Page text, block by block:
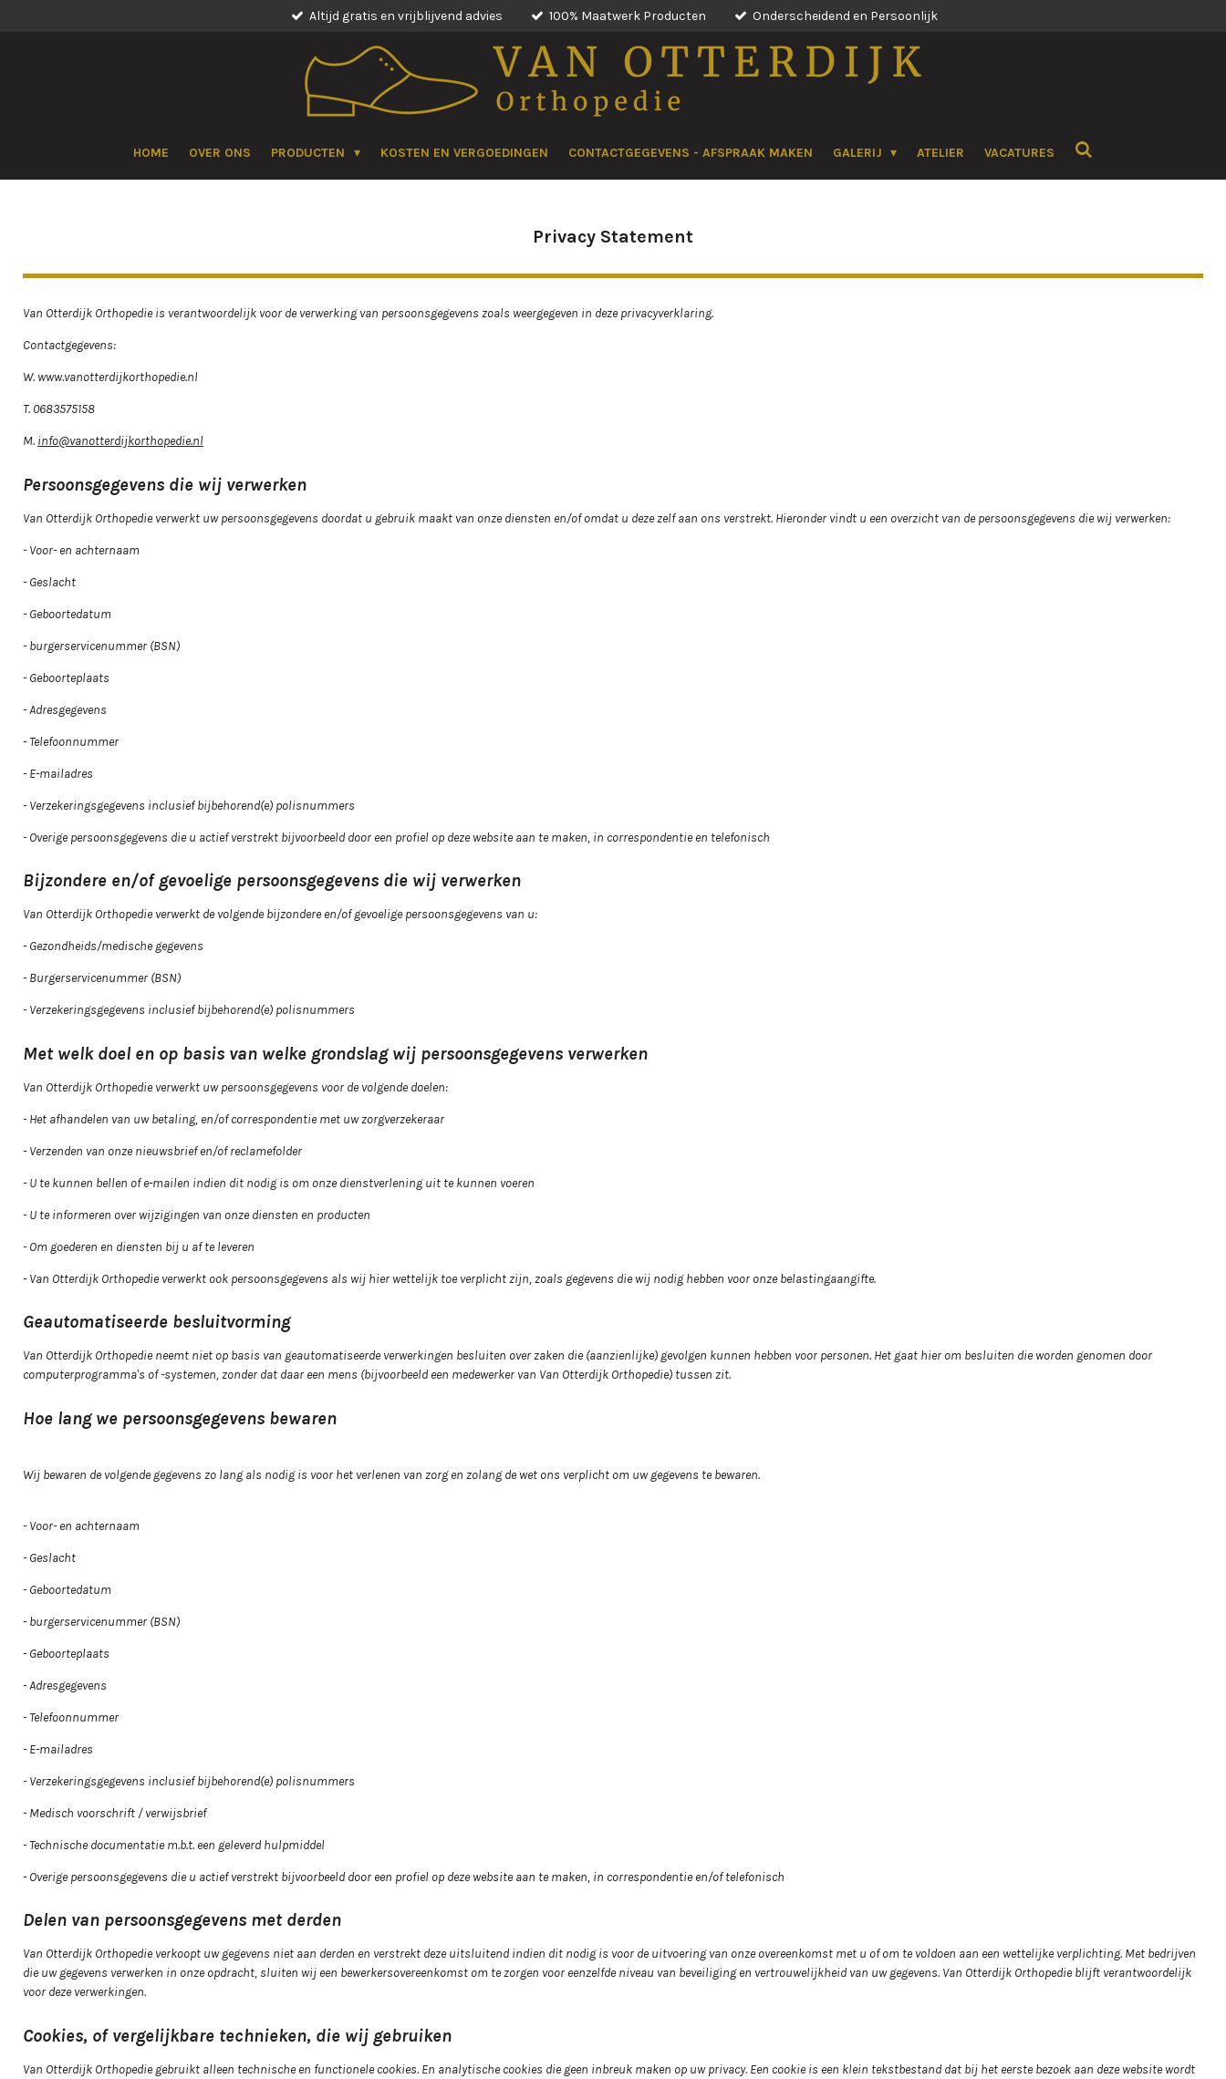
Altijd gratis en vrijblijvend advies 100% Maatwerk Producten Onderscheidend en Persoonlijk
HOME OVER ONS PRODUCTEN KOSTEN EN VERGOEDINGEN CONTACTGEGEVENS - AFSPRAAK MAKEN GALERIJ ATELIER VACATURES
Privacy Statement
Van Otterdijk Orthopedie is verantwoordelijk voor de verwerking van persoonsgegevens zoals weergegeven in deze privacyverklaring.
Contactgegevens:
W. www.vanotterdijkorthopedie.nl
T. 0683575158
M. info@vanotterdijkorthopedie.nl
Persoonsgegevens die wij verwerken
Van Otterdijk Orthopedie verwerkt uw persoonsgegevens doordat u gebruik maakt van onze diensten en/of omdat u deze zelf aan ons verstrekt. Hieronder vindt u een overzicht van de persoonsgegevens die wij verwerken:
- Voor- en achternaam
- Geslacht
- Geboortedatum
- burgerservicenummer (BSN)
- Geboorteplaats
- Adresgegevens
- Telefoonnummer
- E-mailadres
- Verzekeringsgegevens inclusief bijbehorend(e) polisnummers
- Overige persoonsgegevens die u actief verstrekt bijvoorbeeld door een profiel op deze website aan te maken, in correspondentie en telefonisch
Bijzondere en/of gevoelige persoonsgegevens die wij verwerken
Van Otterdijk Orthopedie verwerkt de volgende bijzondere en/of gevoelige persoonsgegevens van u:
- Gezondheids/medische gegevens
- Burgerservicenummer (BSN)
- Verzekeringsgegevens inclusief bijbehorend(e) polisnummers
Met welk doel en op basis van welke grondslag wij persoonsgegevens verwerken
Van Otterdijk Orthopedie verwerkt uw persoonsgegevens voor de volgende doelen:
- Het afhandelen van uw betaling, en/of correspondentie met uw zorgverzekeraar
- Verzenden van onze nieuwsbrief en/of reclamefolder
- U te kunnen bellen of e-mailen indien dit nodig is om onze dienstverlening uit te kunnen voeren
- U te informeren over wijzigingen van onze diensten en producten
- Om goederen en diensten bij u af te leveren
- Van Otterdijk Orthopedie verwerkt ook persoonsgegevens als wij hier wettelijk toe verplicht zijn, zoals gegevens die wij nodig hebben voor onze belastingaangifte.
Geautomatiseerde besluitvorming
Van Otterdijk Orthopedie neemt niet op basis van geautomatiseerde verwerkingen besluiten over zaken die (aanzienlijke) gevolgen kunnen hebben voor personen. Het gaat hier om besluiten die worden genomen door
computerprogramma's of -systemen, zonder dat daar een mens (bijvoorbeeld een medewerker van Van Otterdijk Orthopedie) tussen zit.
Hoe lang we persoonsgegevens bewaren
Wij bewaren de volgende gegevens zo lang als nodig is voor het verlenen van zorg en zolang de wet ons verplicht om uw gegevens te bewaren.
- Voor- en achternaam
- Geslacht
- Geboortedatum
- burgerservicenummer (BSN)
- Geboorteplaats
- Adresgegevens
- Telefoonnummer
- E-mailadres
- Verzekeringsgegevens inclusief bijbehorend(e) polisnummers
- Medisch voorschrift / verwijsbrief
- Technische documentatie m.b.t. een geleverd hulpmiddel
- Overige persoonsgegevens die u actief verstrekt bijvoorbeeld door een profiel op deze website aan te maken, in correspondentie en/of telefonisch
Delen van persoonsgegevens met derden
Van Otterdijk Orthopedie verkoopt uw gegevens niet aan derden en verstrekt deze uitsluitend indien dit nodig is voor de uitvoering van onze overeenkomst met u of om te voldoen aan een wettelijke verplichting. Met bedrijven
die uw gegevens verwerken in onze opdracht, sluiten wij een bewerkersovereenkomst om te zorgen voor eenzelfde niveau van beveiliging en vertrouwelijkheid van uw gegevens. Van Otterdijk Orthopedie blijft verantwoordelijk
voor deze verwerkingen.
Cookies, of vergelijkbare technieken, die wij gebruiken
Van Otterdijk Orthopedie gebruikt alleen technische en functionele cookies. En analytische cookies die geen inbreuk maken op uw privacy. Een cookie is een klein tekstbestand dat bij het eerste bezoek aan deze website wordt